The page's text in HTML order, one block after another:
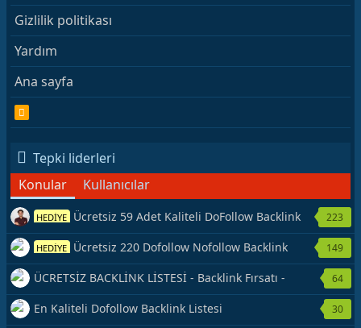
Gizlilik politikası
Yardım
Ana sayfa
S
Tepki liderleri
Konular
Kullanıcılar
HEDİYE Ücretsiz 59 Adet Kaliteli DoFollow Backlink
Kaynağı Veriyorum.
223
HEDİYE Ücretsiz 220 Dofollow Nofollow Backlink
Veriyorum
149
ÜCRETSİZ BACKLİNK LİSTESİ - Backlink Fırsatı -
Hemen Yetiş!
64
En Kaliteli Dofollow Backlink Listesi 30